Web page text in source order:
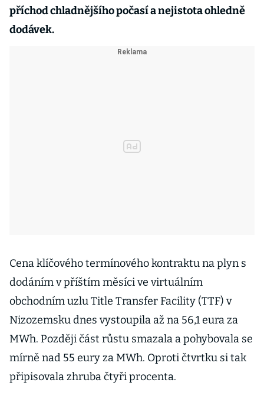
příchod chladnějšího počasí a nejistota ohledně
dodávek.
Cena klíčového termínového kontraktu na plyn s
dodáním v příštím měsíci ve virtuálním
obchodním uzlu Title Transfer Facility (TTF) v
Nizozemsku dnes vystoupila až na 56,1 eura za
MWh. Později část růstu smazala a pohybovala se
mírně nad 55 eury za MWh. Oproti čtvrtku si tak
připisovala zhruba čtyři procenta.